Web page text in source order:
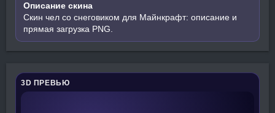
Описание скина
Скин чел со снеговиком для Майнкрафт: описание и
прямая загрузка PNG.
3D ПРЕВЬЮ